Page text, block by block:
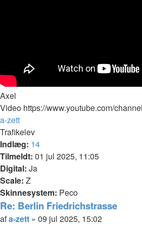
Axel
Video https://www.youtube.com/
Top
a-zett
Trafikelev
Indlæg: 14
Tilmeldt: 01 jul 2025, 11:05
Digital: Ja
Scale: Z
Skinnesystem: Peco
Re: Berlin Friedrichstrasse
Citer
Indlæg
afa-zett » 09 jul 2025, 15:02